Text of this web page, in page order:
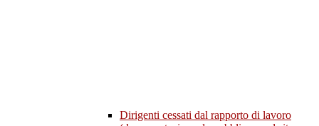
Dirigenti cessati dal rapporto di lavoro